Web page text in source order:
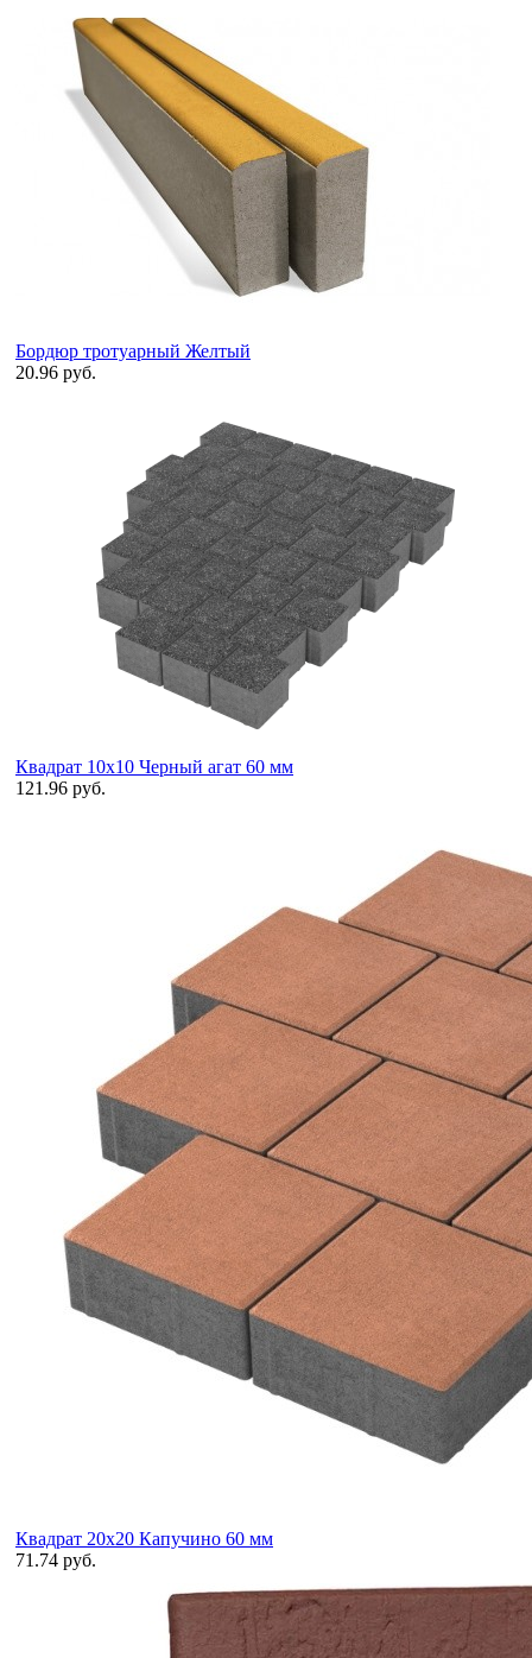
Бордюр тротуарный Желтый
20.96 руб.
Квадрат 10х10 Черный агат 60 мм
121.96 руб.
Квадрат 20х20 Капучино 60 мм
71.74 руб.